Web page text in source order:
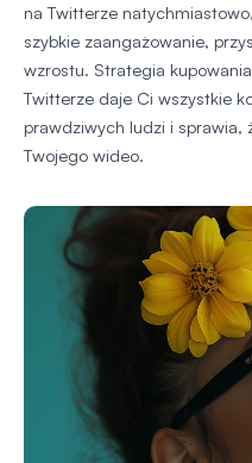
na Twitterze
szybkie zaangażowanie,
wzrostu. Strategia
Twitterze daje Ci wszystkie
prawdziwych ludzi i sprawia,
Twojego wideo.